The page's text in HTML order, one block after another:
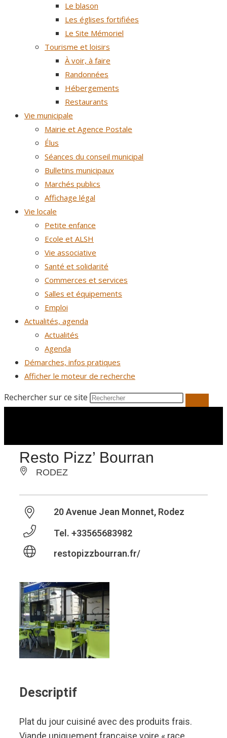
Le blason
Les églises fortifiées
Le Site Mémoriel
Tourisme et loisirs
À voir, à faire
Randonnées
Hébergements
Restaurants
Vie municipale
Mairie et Agence Postale
Élus
Séances du conseil municipal
Bulletins municipaux
Marchés publics
Affichage légal
Vie locale
Petite enfance
Ecole et ALSH
Vie associative
Santé et solidarité
Commerces et services
Salles et équipements
Emploi
Actualités, agenda
Actualités
Agenda
Démarches, infos pratiques
Afficher le moteur de recherche
Rechercher sur ce site
Resto Pizz’ Bourran
RODEZ
20 Avenue Jean Monnet, Rodez
Tel. +33565683982
restopizzbourran.fr/
Descriptif
Plat du jour cuisiné avec des produits frais.
Viande uniquement française voire « race